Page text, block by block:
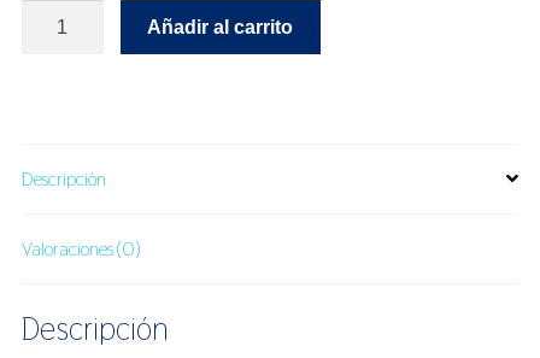
Radiance
Añadir al carrito
Descripción
Valoraciones (0)
Descripción